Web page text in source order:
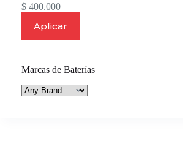
$ 400.000
Aplicar
Marcas de Baterías